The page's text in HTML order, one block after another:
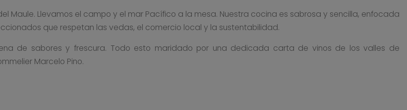
Maule. Llevamos el campo y el mar Pacífico a la mesa. Nuestra cocina es sabrosa y sencilla, enfocada
que respetan las vedas, el comercio local y la sustentabilidad.
de sabores y frescura. Todo esto maridado por una dedicada carta de vinos de los valles de
Marcelo Pino.